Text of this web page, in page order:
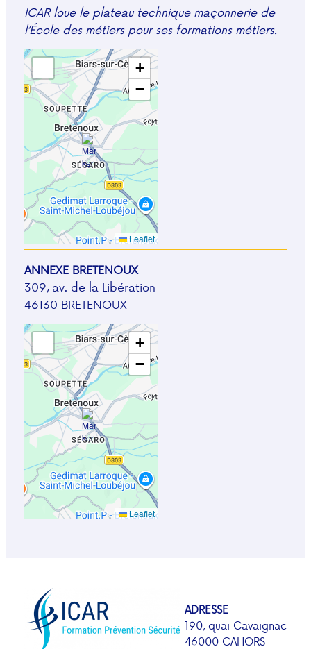
ICAR loue le plateau technique maçonnerie de
l’École des métiers pour ses formations métiers.
+
−
Leaflet
ANNEXE BRETENOUX
309, av. de la Libération
46130 BRETENOUX
+
−
Leaflet
ADRESSE
190, quai Cavaignac
46000 CAHORS